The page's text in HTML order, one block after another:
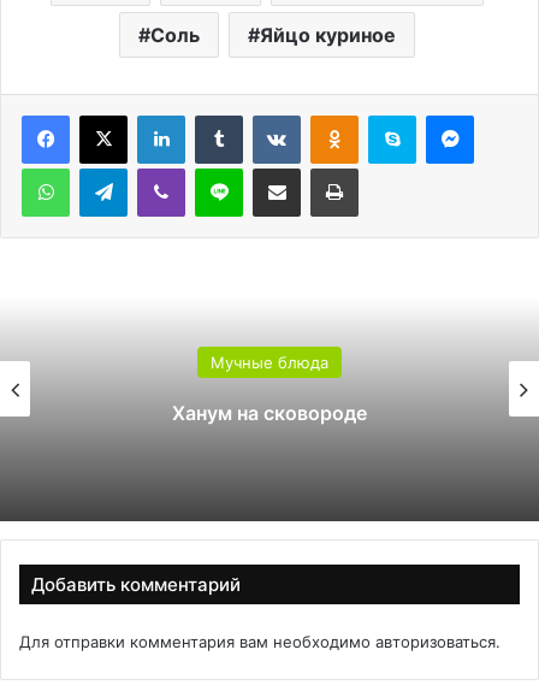
Соль Яйцо куриное
LinkedInTumblr ВконтактеОдноклассники
Skype
WhatsAppTelegramViber Line Поделиться через электронную почту Печатать
Мучные блюда
Ханум на сковороде
Добавить комментарий
Для отправки комментария вам необходимо авторизоваться.